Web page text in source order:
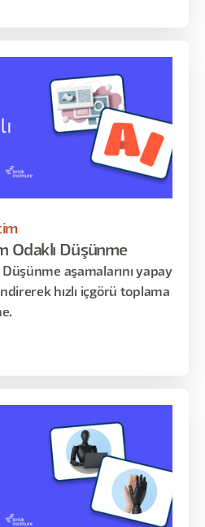
Odaklı Düşünme
Düşünme aşamalarını yapay
hızlı içgörü toplama